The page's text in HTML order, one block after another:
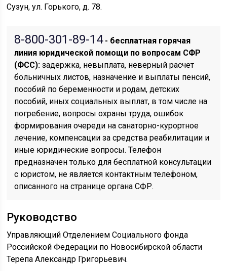
Сузун, ул. Горького, д. 78.
8-800-301-89-14- бесплатная горячая
линия юридической помощи по вопросам CФР
(ФСС): задержка, невыплата, неверный расчет
больничных листов, назначение и выплаты пенсий,
пособий по беременности и родам, детских
пособий, иных социальных выплат, в том числе на
погребение, вопросы охраны труда, ошибок
формирования очереди на санаторно-курортное
лечение, компенсации за средства реабилитации и
иные юридические вопросы. Телефон
предназначен только для бесплатной консультации
с юристом, не является контактным телефоном,
описанного на странице органа СФР.
Руководство
Управляющий Отделением Социального фонда
Российской Федерации по Новосибирской области
Терепа Александр Григорьевич.